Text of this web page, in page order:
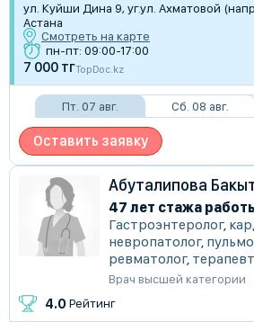
ул. Куйши Дина 9, уг.ул. Ахматовой
Астана
Смотреть на карте
пн-пт: 09:00-17:00
7 000 тгTopDoc.kz
Пт. 07 авг. Сб. 08 авг.
Оставить заявку
Абуталипова
47 лет стажа
Гастроэнтеролог,
невропатолог,
ревматолог, терапевт
Врач высшей категории
4.0 Рейтинг